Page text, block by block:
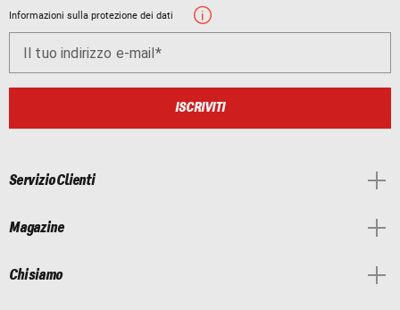
Informazioni sulla protezione dei dati
Il tuo indirizzo e-mail
ISCRIVITI
Servizio Clienti
Magazine
Chi siamo